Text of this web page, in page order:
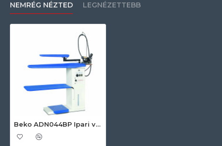
NEMRÉG NÉZTED LEGNÉZETTEBB
Beko ADN044BP Ipari vasalógép